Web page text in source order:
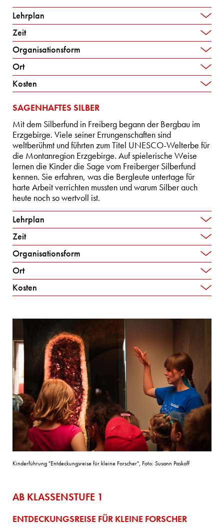
Lehrplan
Zeit
Organisationsform
Ort
Kosten
SAGENHAFTES SILBER
Mit dem Silberfund in Freiberg begann der Bergbau im
Erzgebirge. Viele seiner Errungenschaften sind
weltberühmt und führten zum Titel UNESCO-Welterbe für
die Montanregion Erzgebirge. Auf spielerische Weise
lernen die Kinder die Sage vom Freiberger Silberfund
kennen. Sie erfahren, was die Bergleute untertage für
harte Arbeit verrichten mussten und warum Silber auch
heute noch so wertvoll ist.
Lehrplan
Zeit
Organisationsform
Ort
Kosten
Kinderführung "Entdeckungsreise für kleine Forscher", Foto: Susann Paskoff
AB KLASSENSTUFE 1
ENTDECKUNGSREISE FÜR KLEINE FORSCHER